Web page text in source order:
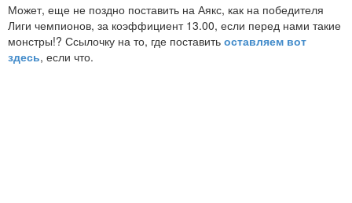
Может, еще не поздно поставить на Аякс, как на победителя
Лиги чемпионов, за коэффициент 13.00, если перед нами такие
монстры!? Ссылочку на то, где поставить оставляем вот
здесь, если что.